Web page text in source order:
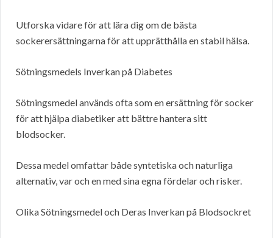
Utforska vidare för att lära dig om de bästa
sockerersättningarna för att upprätthålla en stabil hälsa.
Sötningsmedels Inverkan på Diabetes
Sötningsmedel används ofta som en ersättning för socker
för att hjälpa diabetiker att bättre hantera sitt
blodsocker.
Dessa medel omfattar både syntetiska och naturliga
alternativ, var och en med sina egna fördelar och risker.
Olika Sötningsmedel och Deras Inverkan på Blodsockret